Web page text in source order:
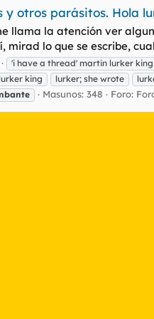
y otros parásitos. Hola
llama la atención ver
mirad lo que se escribe,
'i have a thread' martin lurker king
king
lurker; she wrote
Masunos: 348 Foro: